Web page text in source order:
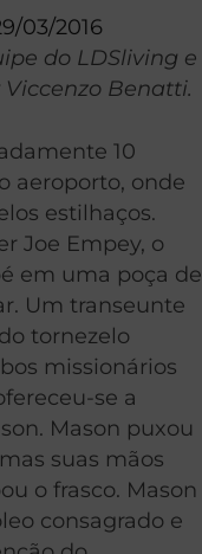
03/2016
do LDSliving e
Benatti.
10
aeroporto, onde
estilhaços.
Joe Empey, o
em uma poça de
Um transeunte
tornezelo
missionários
se a
Mason puxou
suas mãos
o frasco. Mason
consagrado e